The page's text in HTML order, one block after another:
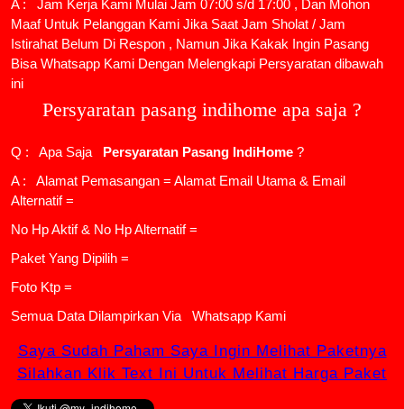
A : Jam Kerja Kami Mulai Jam 07:00 s/d 17:00 , Dan Mohon
Maaf Untuk Pelanggan Kami Jika Saat Jam Sholat / Jam
Istirahat Belum Di Respon , Namun Jika Kakak Ingin Pasang
Bisa Whatsapp Kami Dengan Melengkapi Persyaratan dibawah
ini
Persyaratan pasang indihome apa saja ?
Q : Apa Saja Persyaratan Pasang IndiHome ?
A : Alamat Pemasangan = Alamat Email Utama & Email
Alternatif =
No Hp Aktif & No Hp Alternatif =
Paket Yang Dipilih =
Foto Ktp =
Semua Data Dilampirkan Via
Whatsapp Kami
Saya Sudah Paham Saya Ingin Melihat Paketnya
Silahkan Klik Text Ini Untuk Melihat Harga Paket